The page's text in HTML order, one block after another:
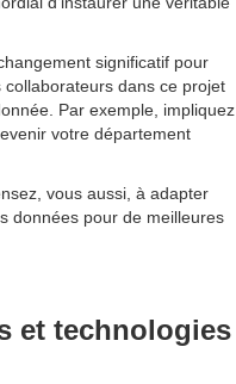
significatif pour
collaborateurs dans ce projet
Par exemple, impliquez
votre département
vous aussi, à adapter
données pour de meilleures
et technologies